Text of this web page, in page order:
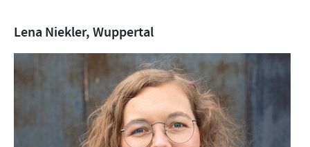
Lena Niekler, Wuppertal